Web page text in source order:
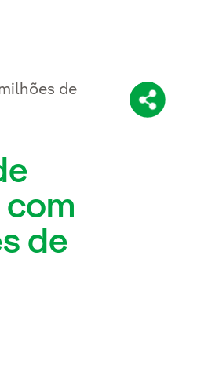
de
com
de